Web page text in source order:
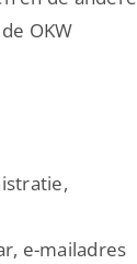
OKW
e-mailadres